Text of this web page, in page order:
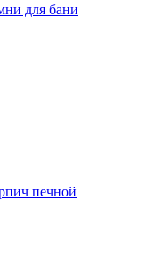
для бани
печной